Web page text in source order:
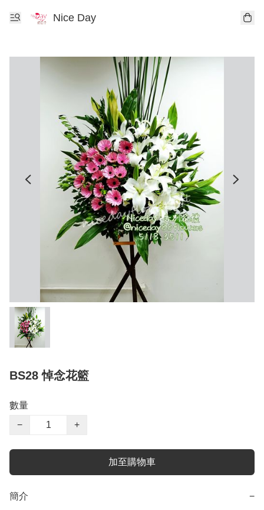
Nice Day
BS28 悼念花籃
數量
−
+
加至購物車
簡介 −